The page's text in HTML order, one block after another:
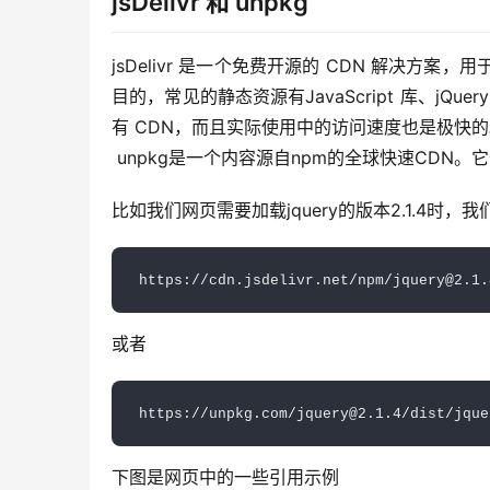
jsDelivr 是一个免费开源的 CDN 解决方案，用
目的，常见的静态资源有JavaScript 库、
有 CDN，而且实际使用中的访问速度也是极快
unpkg是一个内容源自npm的全球快速CDN。
比如我们网页需要加载jquery的版本2.1.4时，我
https://cdn.jsdelivr.net/npm/
或者
https://unpkg.com/jquery@2.1.4/dist/
下图是网页中的一些引用示例